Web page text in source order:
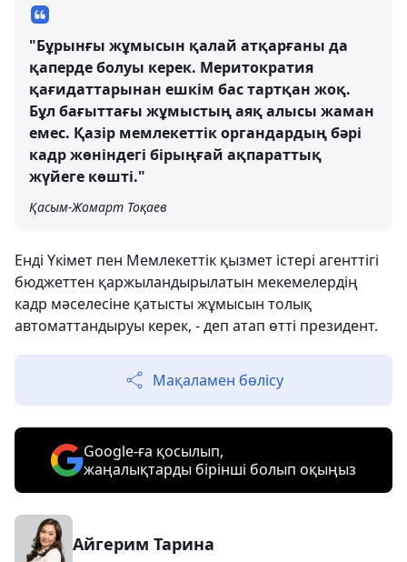
"Бұрынғы жұмысын қалай атқарғаны да
қаперде болуы керек. Меритократия
қағидаттарынан ешкім бас тартқан жоқ.
Бұл бағыттағы жұмыстың аяқ алысы жаман
емес. Қазір мемлекеттік органдардың бәрі
кадр жөніндегі бірыңғай ақпараттық
жүйеге көшті."
Қасым-Жомарт Тоқаев
Енді Үкімет пен Мемлекеттік қызмет істері агенттігі
бюджеттен қаржыландырылатын мекемелердің
кадр мәселесіне қатысты жұмысын толық
автоматтандыруы керек, - деп атап өтті президент.
Мақаламен бөлісу
Google-ға қосылып,
жаңалықтарды бірінші болып оқыңыз
Айгерим Тарина